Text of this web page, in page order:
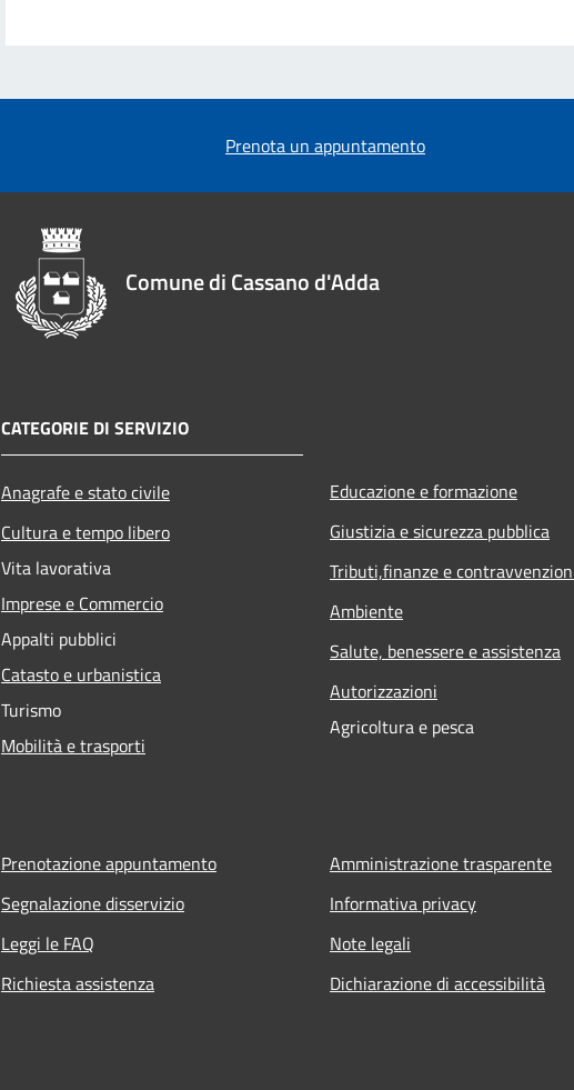
Prenota un appuntamento
Comune di Cassano d'Adda
CATEGORIE DI SERVIZIO
Anagrafe e stato civile
Cultura e tempo libero
Vita lavorativa
Imprese e Commercio
Appalti pubblici
Catasto e urbanistica
Turismo
Mobilità e trasporti
Educazione e formazione
Giustizia e sicurezza pubblica
Tributi,finanze e
Ambiente
Salute, benessere e assistenza
Autorizzazioni
Agricoltura e pesca
Prenotazione appuntamento
Segnalazione disservizio
Leggi le FAQ
Richiesta assistenza
Amministrazione trasparente
Informativa privacy
Note legali
Dichiarazione di accessibilità